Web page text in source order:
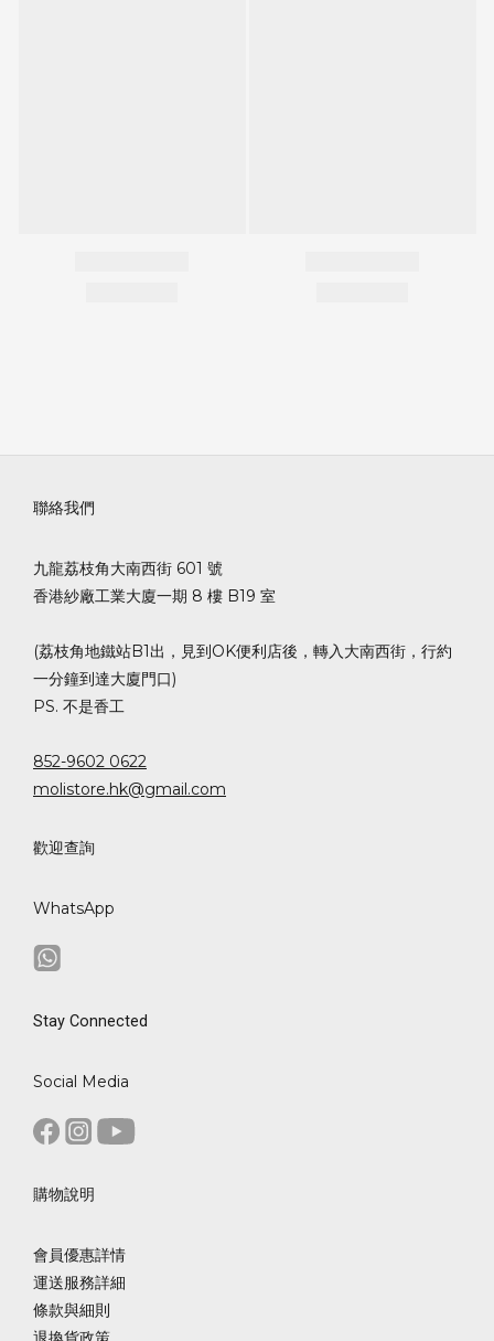
聯絡我們
九龍荔枝角大南西街 601 號
香港紗廠工業大廈一期 8 樓 B19 室
(荔枝角地鐵站B1出，見到OK便利店後，轉入大南西街，行約
一分鐘到達大廈門口)
PS. 不是香工
852-9602 0622
molistore.hk@gmail.com
歡迎查詢
WhatsApp
Stay Connected
Social Media
購物說明
會員優惠詳情
運送服務詳細
條款與細則